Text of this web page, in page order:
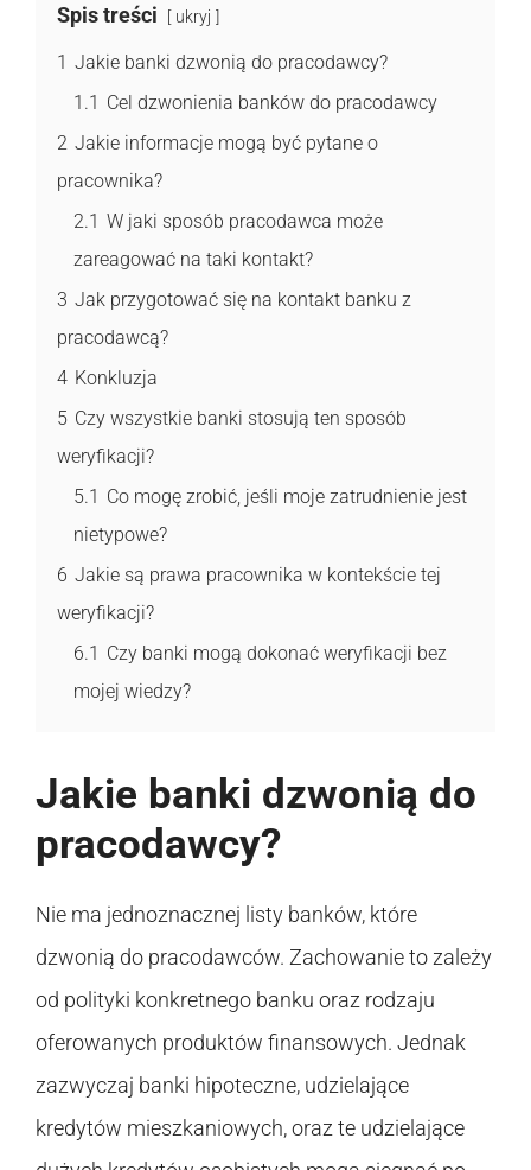
Spis treści ukryj
1 Jakie banki dzwonią do pracodawcy?
1.1 Cel dzwonienia banków do pracodawcy
2 Jakie informacje mogą być pytane o
pracownika?
2.1 W jaki sposób pracodawca może
zareagować na taki kontakt?
3 Jak przygotować się na kontakt banku z
pracodawcą?
4 Konkluzja
5 Czy wszystkie banki stosują ten sposób
weryfikacji?
5.1 Co mogę zrobić, jeśli moje zatrudnienie jest
nietypowe?
6 Jakie są prawa pracownika w kontekście tej
weryfikacji?
6.1 Czy banki mogą dokonać weryfikacji bez
mojej wiedzy?
Jakie banki dzwonią do
pracodawcy?
Nie ma jednoznacznej listy banków, które
dzwonią do pracodawców. Zachowanie to zależy
od polityki konkretnego banku oraz rodzaju
oferowanych produktów finansowych. Jednak
zazwyczaj banki hipoteczne, udzielające
kredytów mieszkaniowych, oraz te udzielające